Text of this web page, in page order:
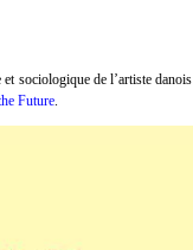
sociologique de l’artiste danois
Future.